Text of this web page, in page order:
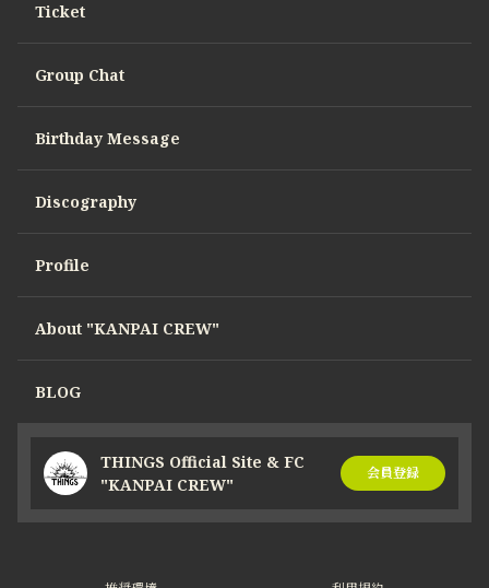
Ticket
Group Chat
Birthday Message
Discography
Profile
About "KANPAI CREW"
BLOG
THINGS Official Site & FC
"KANPAI CREW"
会員登録